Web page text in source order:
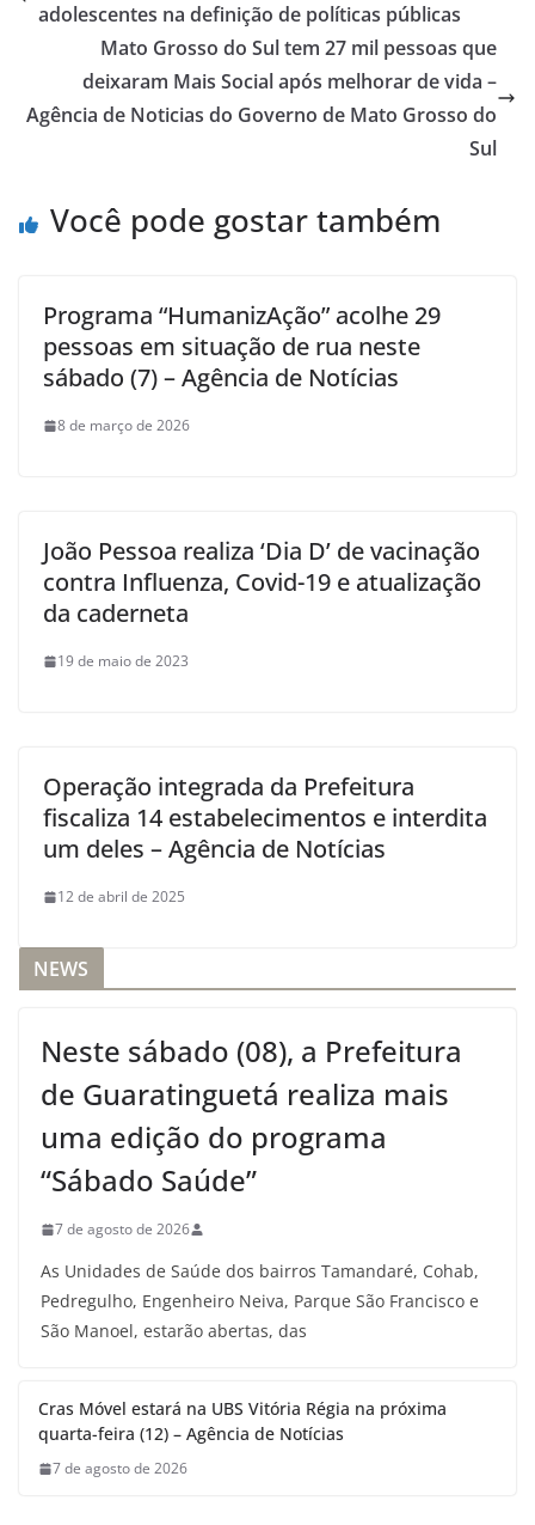
adolescentes na definição de políticas públicas
Mato Grosso do Sul tem 27 mil pessoas que
deixaram Mais Social após melhorar de vida –
Agência de Noticias do Governo de Mato Grosso do
Sul
Você pode gostar também
Programa “HumanizAção” acolhe 29
pessoas em situação de rua neste
sábado (7) – Agência de Notícias
8 de março de 2026
João Pessoa realiza ‘Dia D’ de vacinação
contra Influenza, Covid-19 e atualização
da caderneta
19 de maio de 2023
Operação integrada da Prefeitura
fiscaliza 14 estabelecimentos e interdita
um deles – Agência de Notícias
12 de abril de 2025
NEWS
Neste sábado (08), a Prefeitura
de Guaratinguetá realiza mais
uma edição do programa
“Sábado Saúde”
7 de agosto de 2026
As Unidades de Saúde dos bairros Tamandaré, Cohab,
Pedregulho, Engenheiro Neiva, Parque São Francisco e
São Manoel, estarão abertas, das
Cras Móvel estará na UBS Vitória Régia na próxima
quarta-feira (12) – Agência de Notícias
7 de agosto de 2026